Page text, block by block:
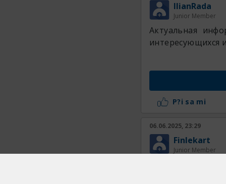
IlianRada
Junior Member
Актуальная
интересующихся
P?i sa mi
06.06.2025, 23:29
Finlekart
Junior Member